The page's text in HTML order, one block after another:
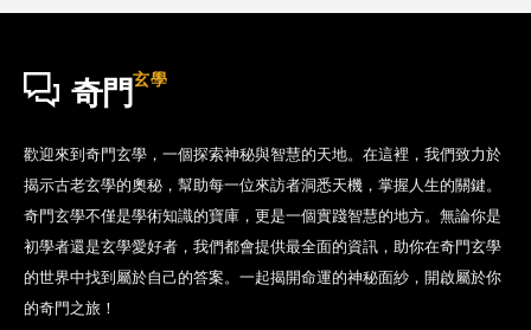
奇門 玄學
歡迎來到奇門玄學，一個探索神秘與智慧的天地。在這裡，我們致力於
揭示古老玄學的奧秘，幫助每一位來訪者洞悉天機，掌握人生的關鍵。
奇門玄學不僅是學術知識的寶庫，更是一個實踐智慧的地方。無論你是
初學者還是玄學愛好者，我們都會提供最全面的資訊，助你在奇門玄學
的世界中找到屬於自己的答案。一起揭開命運的神秘面紗，開啟屬於你
的奇門之旅！